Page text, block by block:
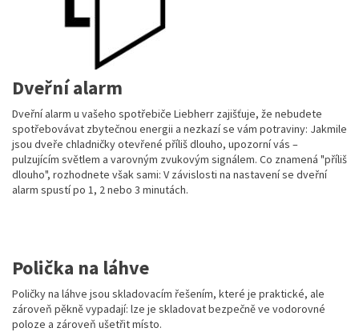
Dveřní alarm
Dveřní alarm u vašeho spotřebiče Liebherr zajišťuje, že nebudete
spotřebovávat zbytečnou energii a nezkazí se vám potraviny: Jakmile
jsou dveře chladničky otevřené příliš dlouho, upozorní vás –
pulzujícím světlem a varovným zvukovým signálem. Co znamená "příliš
dlouho", rozhodnete však sami: V závislosti na nastavení se dveřní
alarm spustí po 1, 2 nebo 3 minutách.
Polička na láhve
Poličky na láhve jsou skladovacím řešením, které je praktické, ale
zároveň pěkně vypadají: lze je skladovat bezpečně ve vodorovné
poloze a zároveň ušetřit místo.